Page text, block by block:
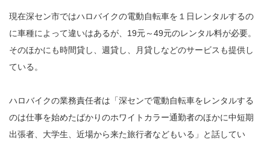
現在深セン市ではハロバイクの電動自転車を１日レンタルするの
に車種によって違いはあるが、19元～49元のレンタル料が必要。
そのほかにも時間貸し、週貸し、月貸しなどのサービスも提供し
ている。
ハロバイクの業務責任者は「深センで電動自転車をレンタルする
のは仕事を始めたばかりのホワイトカラー通勤者のほかに中短期
出張者、大学生、近場から来た旅行者などもいる」と話してい